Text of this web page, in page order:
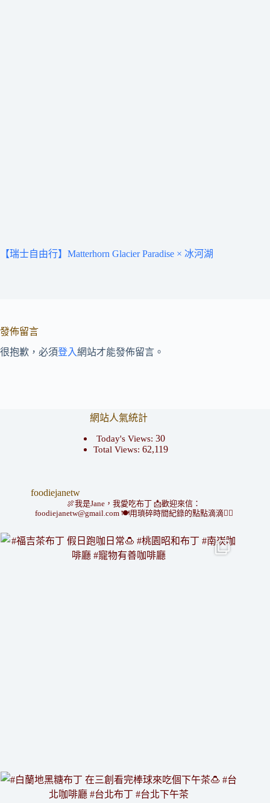
【瑞士自由行】Matterhorn Glacier Paradise × 冰河湖
發佈留言
很抱歉，必須登入網站才能發佈留言。
網站人氣統計
Today's Views:30
Total Views:62,119
foodiejanetw
🍖我是Jane，我愛吃布丁 📩歡迎來信：
foodiejanetw@gmail.com🍽用瑣碎時間紀錄的點點滴滴👇🏻